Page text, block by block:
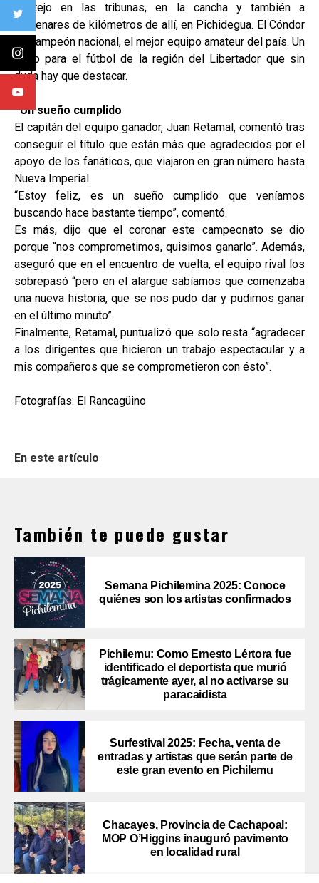
Festejo en las tribunas, en la cancha y también a
centenares de kilómetros de allí, en Pichidegua. El Cóndor
es campeón nacional, el mejor equipo amateur del país. Un
logro para el fútbol de la región del Libertador que sin
duda hay que destacar.
Un sueño cumplido
El capitán del equipo ganador, Juan Retamal, comentó tras
conseguir el título que están más que agradecidos por el
apoyo de los fanáticos, que viajaron en gran número hasta
Nueva Imperial.
“Estoy feliz, es un sueño cumplido que veníamos
buscando hace bastante tiempo”, comentó.
Es más, dijo que el coronar este campeonato se dio
porque “nos comprometimos, quisimos ganarlo”. Además,
aseguró que en el encuentro de vuelta, el equipo rival los
sobrepasó “pero en el alargue sabíamos que comenzaba
una nueva historia, que se nos pudo dar y pudimos ganar
en el último minuto”.
Finalmente, Retamal, puntualizó que solo resta “agradecer
a los dirigentes que hicieron un trabajo espectacular y a
mis compañeros que se comprometieron con ésto”.
Fotografías: El Rancagüino
En este artículo
También te puede gustar
Semana Pichilemina 2025: Conoce
quiénes son los artistas confirmados
Pichilemu: Como Ernesto Lértora fue
identificado el deportista que murió
trágicamente ayer, al no activarse su
paracaidista
Surfestival 2025: Fecha, venta de
entradas y artistas que serán parte de
este gran evento en Pichilemu
Chacayes, Provincia de Cachapoal:
MOP O’Higgins inauguró pavimento
en localidad rural